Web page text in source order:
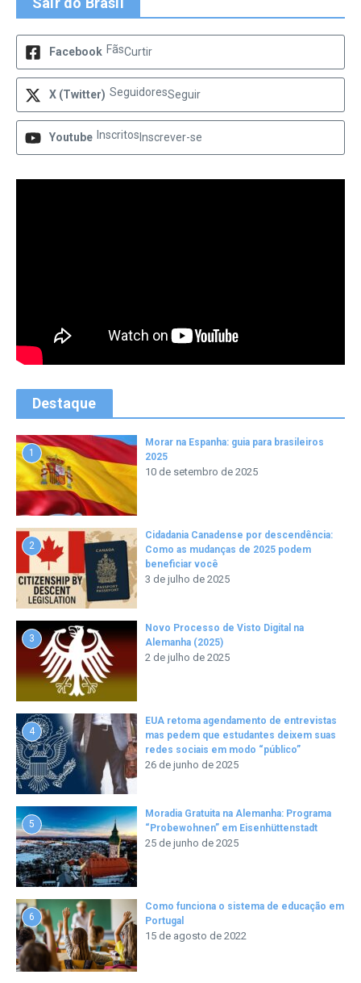
Facebook FãsCurtir
X (Twitter) SeguidoresSeguir
Youtube Inscritos Inscrever-se
Destaque
1
Morar na Espanha: guia para brasileiros
2025
10 de setembro de 2025
2
Cidadania Canadense por descendência:
Como as mudanças de 2025 podem
beneficiar você
3 de julho de 2025
3
Novo Processo de Visto Digital na
Alemanha (2025)
2 de julho de 2025
4
EUA retoma agendamento de entrevistas
mas pedem que estudantes deixem suas
redes sociais em modo “público”
26 de junho de 2025
5
Moradia Gratuita na Alemanha: Programa
“Probewohnen” em Eisenhüttenstadt
25 de junho de 2025
6
Como funciona o sistema de educação em
Portugal
15 de agosto de 2022